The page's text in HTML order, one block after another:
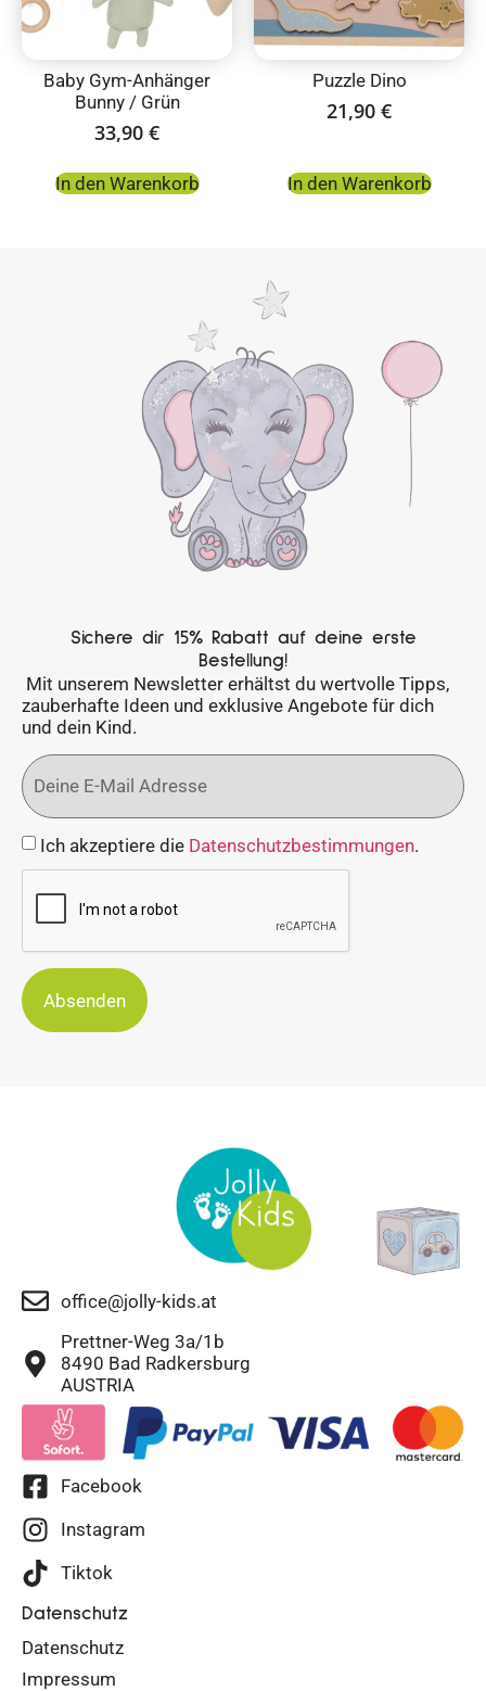
Baby Gym-Anhänger
Bunny / Grün
33,90 €
In den Warenkorb
Puzzle Dino
21,90 €
In den Warenkorb
Sichere dir 15% Rabatt auf deine erste
Bestellung!
Mit unserem Newsletter erhältst du wertvolle Tipps,
zauberhafte Ideen und exklusive Angebote für dich
und dein Kind.
Ich akzeptiere die Datenschutzbestimmungen.
Absenden
office@jolly-kids.at
Prettner-Weg 3a/1b
8490 Bad Radkersburg
AUSTRIA
Facebook
Instagram
Tiktok
Datenschutz
Datenschutz
Impressum